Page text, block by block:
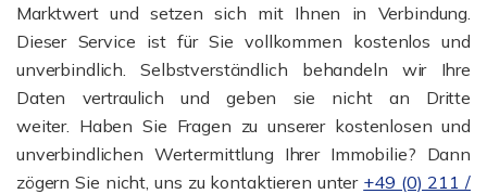
Marktwert und setzen sich mit Ihnen in Verbindung.
Dieser Service ist für Sie vollkommen kostenlos und
unverbindlich. Selbstverständlich behandeln wir Ihre
Daten vertraulich und geben sie nicht an Dritte
weiter. Haben Sie Fragen zu unserer kostenlosen und
unverbindlichen Wertermittlung Ihrer Immobilie? Dann
zögern Sie nicht, uns zu kontaktieren unter +49 (0) 211 /